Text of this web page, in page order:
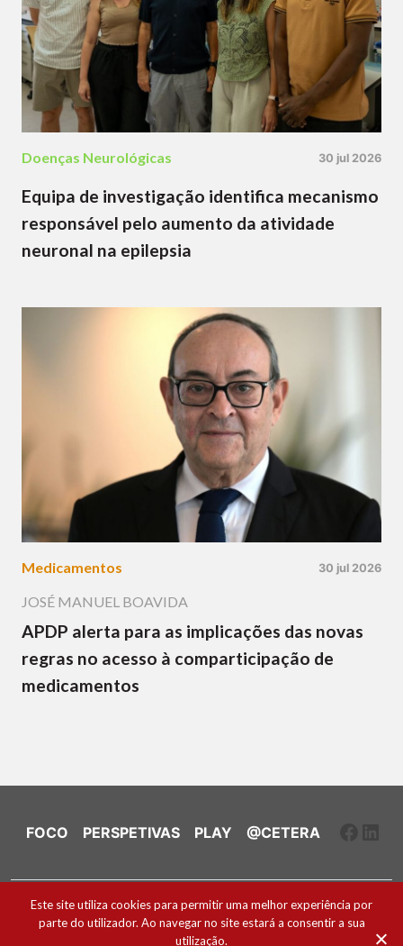
Doenças Neurológicas 30 jul 2026
Equipa de investigação identifica mecanismo
responsável pelo aumento da atividade
neuronal na epilepsia
Medicamentos 30 jul 2026
JOSÉ MANUEL BOAVIDA
APDP alerta para as implicações das novas
regras no acesso à comparticipação de
medicamentos
FOCO PERSPETIVAS PLAY @CETERA
Ficha Técnica e Estatuto Editorial
Política de Cookies
Este site utiliza cookies para permitir uma melhor experiência por
parte do utilizador. Ao navegar no site estará a consentir a sua
utilização.